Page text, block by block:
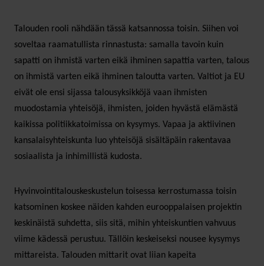
Talouden rooli nähdään tässä katsannossa toisin. Siihen voi
soveltaa raamatullista rinnastusta: samalla tavoin kuin
sapatti on ihmistä varten eikä ihminen sapattia varten, talous
on ihmistä varten eikä ihminen taloutta varten. Valtiot ja EU
eivät ole ensi sijassa talousyksikköjä vaan ihmisten
muodostamia yhteisöjä, ihmisten, joiden hyvästä elämästä
kaikissa politiikkatoimissa on kysymys. Vapaa ja aktiivinen
kansalaisyhteiskunta luo yhteisöjä sisältäpäin rakentavaa
sosiaalista ja inhimillistä kudosta.
Hyvinvointitalouskeskustelun toisessa kerrostumassa toisin
katsominen koskee näiden kahden eurooppalaisen projektin
keskinäistä suhdetta, siis sitä, mihin yhteiskuntien vahvuus
viime kädessä perustuu. Tällöin keskeiseksi nousee kysymys
mittareista. Talouden mittarit ovat liian kapeita